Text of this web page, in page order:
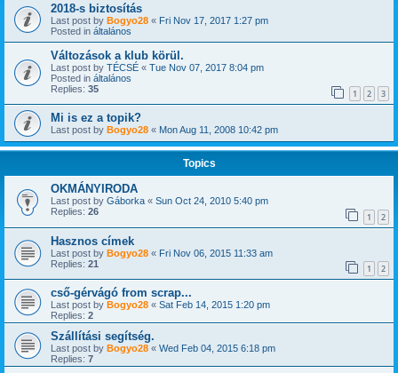
2018-s biztosítás
Last post by Bogyo28 « Fri Nov 17, 2017 1:27 pm
Posted in általános
Változások a klub körül.
Last post by TÉCSÉ « Tue Nov 07, 2017 8:04 pm
Posted in általános
Replies: 35 1 2 3
Mi is ez a topik?
Last post by Bogyo28 « Mon Aug 11, 2008 10:42 pm
Topics
OKMÁNYIRODA
Last post by Gáborka « Sun Oct 24, 2010 5:40 pm
Replies: 26 1 2
Hasznos címek
Last post by Bogyo28 « Fri Nov 06, 2015 11:33 am
Replies: 21 1 2
cső-gérvágó from scrap...
Last post by Bogyo28 « Sat Feb 14, 2015 1:20 pm
Replies: 2
Szállítási segítség.
Last post by Bogyo28 « Wed Feb 04, 2015 6:18 pm
Replies: 7